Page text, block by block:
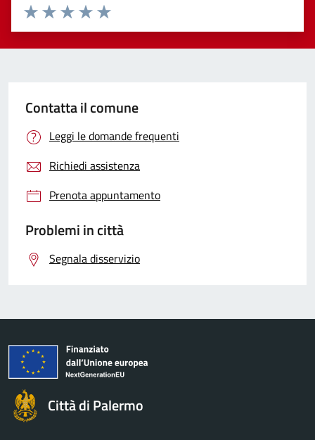
Valuta 5 stelle su 5
Valuta 4 stelle su 5
Valuta 3 stelle su 5
Valuta 2 stelle su 5
Valuta 1 stelle su 5
Contatta il comune
Leggi le domande frequenti
Richiedi assistenza
Prenota appuntamento
Problemi in città
Segnala disservizio
Città di Palermo